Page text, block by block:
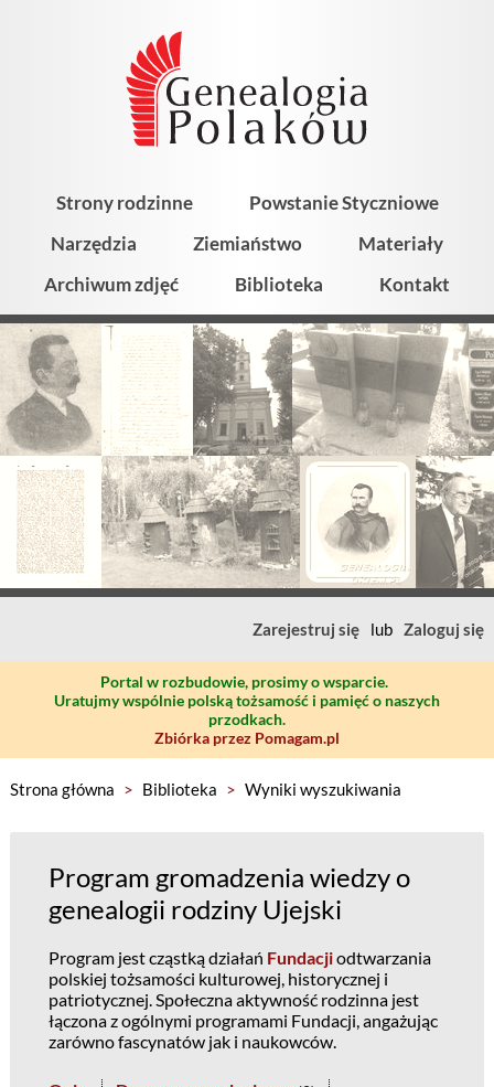
Strony rodzinne
Powstanie Styczniowe
Narzędzia
Ziemiaństwo
Materiały
Archiwum zdjęć
Biblioteka Kontakt
Zarejestruj się lub Zaloguj się
Portal w rozbudowie, prosimy o wsparcie.
Uratujmy wspólnie polską tożsamość i pamięć o naszych
przodkach.
Zbiórka przez Pomagam.pl
Strona główna > Biblioteka > Wyniki wyszukiwania
Program gromadzenia wiedzy o
genealogii rodziny Ujejski
Program jest cząstką działań Fundacjiodtwarzania
polskiej tożsamości kulturowej, historycznej i
patriotycznej. Społeczna aktywność rodzinna jest
łączona z ogólnymi programami Fundacji, angażując
zarówno fascynatów jak i naukowców.